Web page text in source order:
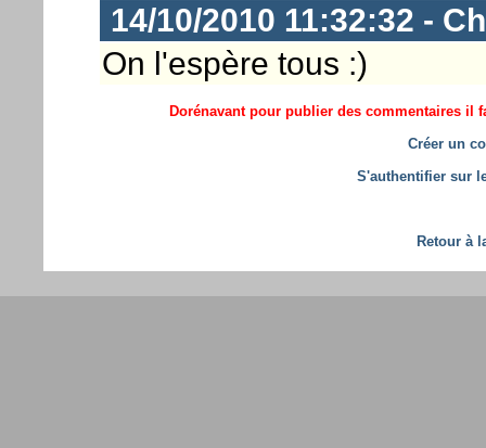
14/10/2010 11:32:32 -
On l'espère tous :)
Dorénavant pour publier des commentaires il
Créer un
S'authentifier sur
Retour à